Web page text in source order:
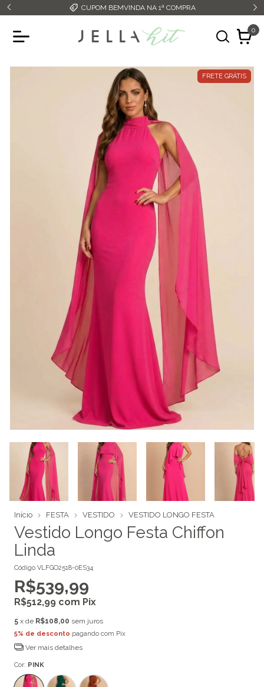
CUPOM BEMVINDA NA 1ª COMPRA
0
FRETE GRÁTIS
Início FESTA VESTIDO VESTIDO LONGO FESTA
Vestido Longo Festa Chiffon
Linda
Código VLFGO2518-0ES34
R$539,99
R$512,99 com Pix
5 x de R$108,00 sem juros
5% de desconto pagando com Pix
Ver mais detalhes
Cor: PINK